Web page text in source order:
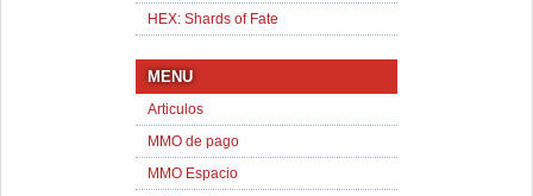
HEX: Shards of Fate
MENU
Articulos
MMO de pago
MMO Espacio